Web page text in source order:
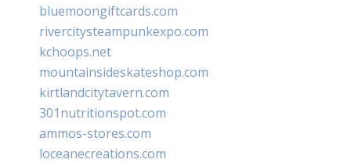
bluemoongiftcards.com
rivercitysteampunkexpo.com
kchoops.net
mountainsideskateshop.com
kirtlandcitytavern.com
301nutritionspot.com
ammos-stores.com
loceanecreations.com